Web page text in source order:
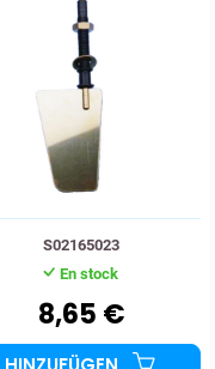
S02165023
En stock
8,65 €